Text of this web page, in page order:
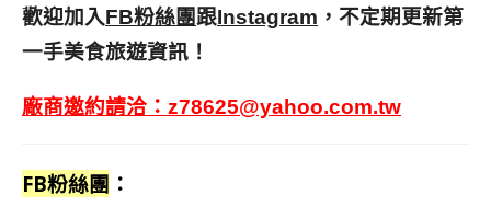
歡迎加入FB粉絲團跟Instagram ，不定期更新第
一手美食旅遊資訊！
廠商邀約請洽： z78625@yahoo.com.tw
FB粉絲團 ：